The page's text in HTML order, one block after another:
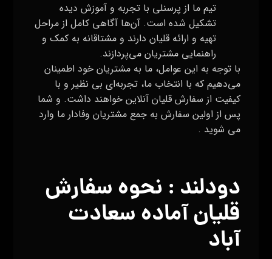
تیم ما از پرسنلی با تجربه و آموزش دیده
تشکیل شده است. آن‌ها آگاهی کامل از مراحل
تهیه و ارائه قلیان دارند و مشتاقانه به کمک و
راهنمایی مشتریان می‌پردازند.
با توجه به این عوامل، ما به مشتریان خود اطمینان
می‌دهیم که با انتخاب ما، تجربه‌ای بی نظیر و با
کیفیت از سفارش قلیان آنلاین خواهند داشت. و شما
پس از اولین سفارش به جمع مشتریان وفادار ما وارد
می شوید .
دودلند : نحوه سفارش
قلیان آماده سعادت
آباد